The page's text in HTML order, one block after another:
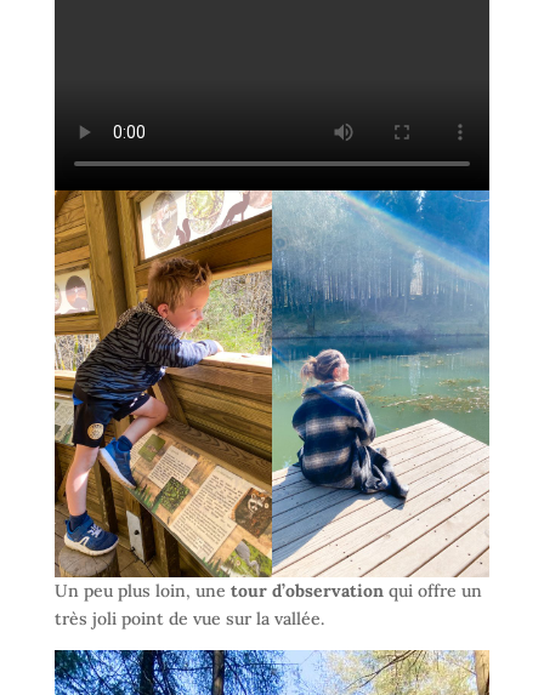
Un peu plus loin, une tour d’observation qui offre un
très joli point de vue sur la vallée.